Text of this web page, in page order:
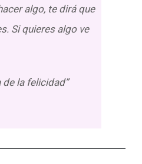
algo, te dirá que
Si quieres algo ve
de la felicidad”